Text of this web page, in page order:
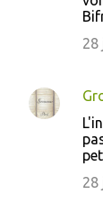
28
28